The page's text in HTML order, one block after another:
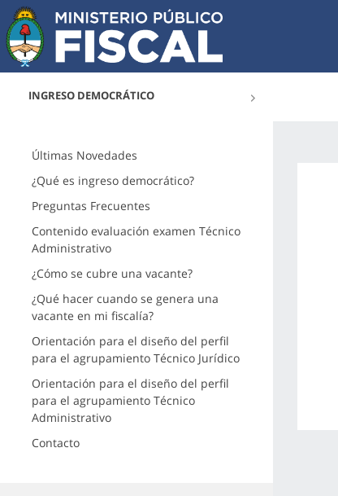
INGRESO DEMOCRÁTICO
Últimas Novedades
¿Qué es ingreso democrático?
Preguntas Frecuentes
Contenido evaluación examen Técnico
Administrativo
¿Cómo se cubre una vacante?
¿Qué hacer cuando se genera una
vacante en mi fiscalía?
Orientación para el diseño del perfil
para el agrupamiento Técnico Jurídico
Orientación para el diseño del perfil
para el agrupamiento Técnico
Administrativo
Contacto